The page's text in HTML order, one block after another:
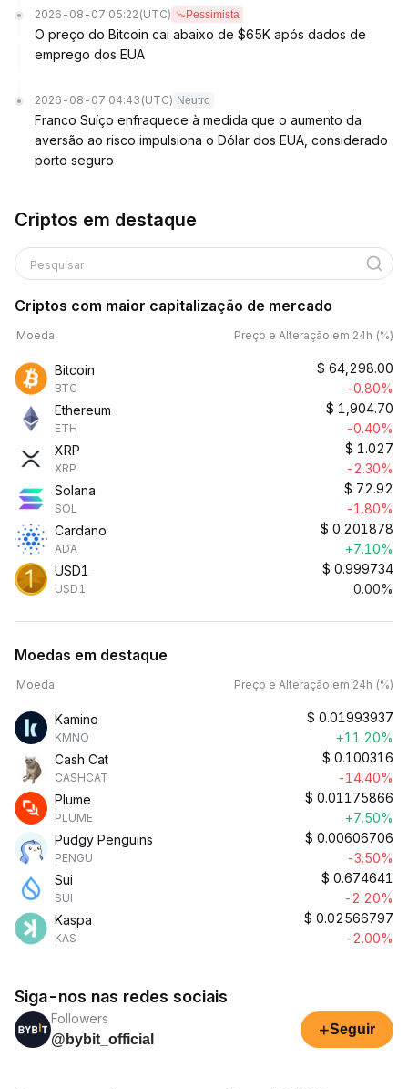
2026-08-07 05:22 (UTC) Pessimista
O preço do Bitcoin cai abaixo de $65K após dados de
emprego dos EUA
2026-08-07 04:43 (UTC) Neutro
Franco Suíço enfraquece à medida que o aumento da
aversão ao risco impulsiona o Dólar dos EUA, considerado
porto seguro
Criptos em destaque
Pesquisar
Criptos com maior capitalização de mercado
Moeda Preço e Alteração em 24h (%)
Bitcoin
BTC
$ 64,298.00
-0.80%
Ethereum
ETH
$ 1,904.70
-0.40%
XRP
XRP
$ 1.027
-2.30%
Solana
SOL
$ 72.92
-1.80%
Cardano
ADA
$ 0.201878
+7.10%
USD1
USD1
$ 0.999734
0.00%
Moedas em destaque
Moeda Preço e Alteração em 24h (%)
Kamino
KMNO
$ 0.01993937
+11.20%
Cash Cat
CASHCAT
$ 0.100316
-14.40%
Plume
PLUME
$ 0.01175866
+7.50%
Pudgy Penguins
PENGU
$ 0.00606706
-3.50%
Sui
SUI
$ 0.674641
-2.20%
Kaspa
KAS
$ 0.02566797
-2.00%
Siga-nos nas redes sociais
Followers
@bybit_official
+Seguir